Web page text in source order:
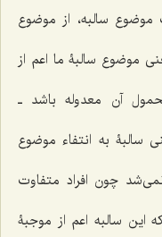
سالبه، از موضوع
موضوع سالبۀ ما اعم از
آن معدوله باشد ـ
سالبۀ به انتفاء موضوع
چون افراد متفاوت
این سالبه اعم از موجبۀ